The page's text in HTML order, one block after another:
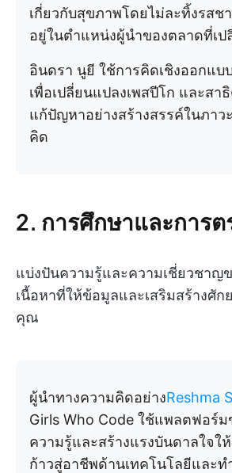
เกี่ยวกับสุขภาพโดยไม่ละทิ้งรสช
อยู่ในตำแหน่งผู้นำของตลาดที่เป
อินดรา นูยี ใช้การคิดเชิงออกแบ
เพื่อเปลี่ยนแปลงเพสปีโก และสา
แก้ปัญหาอย่างสร้างสรรค์ในภาว
คิด
2. การศึกษาและการ
แบ่งปันความรู้และความเชี่ยวชาญ
เนื้อหาที่ให้ข้อมูลและเสริมสร้างศั
คุณ
ผู้นำทางความคิดอย่างReshma
Girls Who Code ใช้แพลตฟอร์ม
ความรู้และสร้างแรงบันดาลใจใ
ก้าวสู่อาชีพด้านเทคโนโลยีและท